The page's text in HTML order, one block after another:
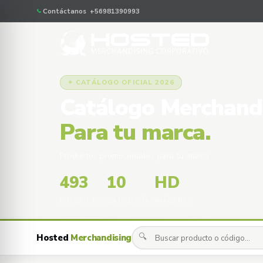
Contáctanos +56981390993
✦ CATÁLOGO OFICIAL 2026
Para tu marca.
493 10 HD
Hosted Merchandising 🔍